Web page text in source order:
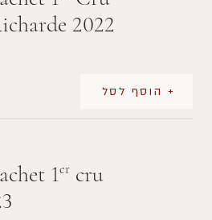
2022
+ הוסף לסל
1er cru